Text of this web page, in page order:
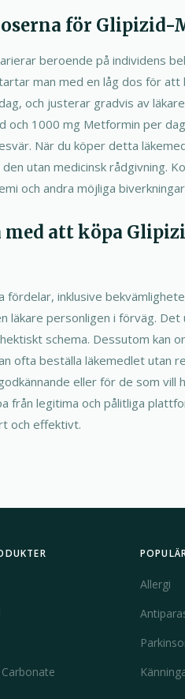
för
beroende på individens
man med en låg dos för
och justerar gradvis av
och 1000 mg Metformin per
När du köper detta
utan medicinsk rådgivning.
och andra möjliga
med att köpa
inklusive
läkare personligen i förväg.
schema. Dessutom kan
ofta beställa läkemedlet utan
eller för de som vill
från legitima och pålitliga
och effektivt.
Allergi